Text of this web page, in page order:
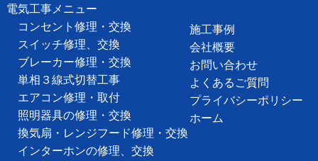
電気工事メニュー
コンセント修理・交換
スイッチ修理、交換
ブレーカー修理・交換
単相３線式切替工事
エアコン修理・取付
照明器具の修理・交換
換気扇・レンジフード修理・交換
インターホンの修理、交換
施工事例
会社概要
お問い合わせ
よくあるご質問
プライバシーポリシー
ホーム